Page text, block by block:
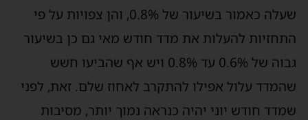
שעלה כאמור בשיעור של 0.8%, והן צפויות על פי
התחזיות להעלות את מדד חודש מאי גם כן בשיעור
גבוה של 0.6% עד 0.8% ויש אף שהביעו חשש
שהמדד עלול אפילו להתקרב לאחוז שלם. זאת, לפני
שמדד חודש יוני יהיה כנראה נמוך יותר, מסיבות